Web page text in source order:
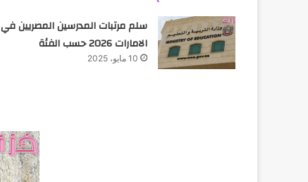
سلم مرتبات المدرسين المصريين في
الامارات 2026 حسب الفئة
10 مايو، 2025